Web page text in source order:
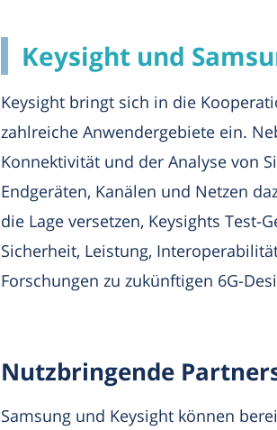
Keysight und
Keysight bringt sich in die
zahlreiche Anwendergebiete ein.
Konnektivität und der Analyse von
Endgeräten, Kanälen und Netzen
die Lage versetzen, Keysights
Sicherheit, Leistung,
Forschungen zu zukünftigen 6G-
Nutzbringende
Samsung und Keysight können